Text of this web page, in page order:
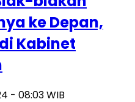
ke Depan,
Kabinet
- 08:03 WIB